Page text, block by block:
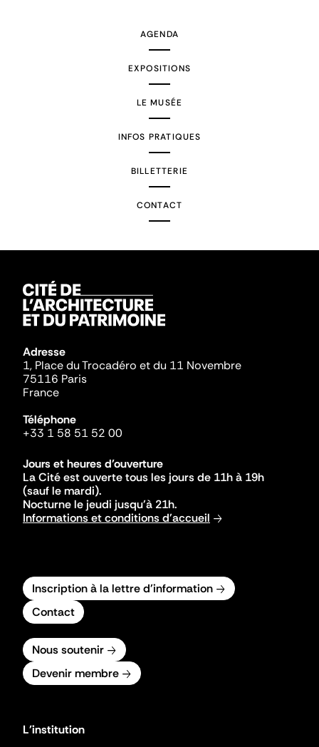
AGENDA
EXPOSITIONS
LE MUSÉE
INFOS PRATIQUES
BILLETTERIE
CONTACT
Adresse
1, Place du Trocadéro et du 11 Novembre
75116 Paris
France
Téléphone
+33 1 58 51 52 00
Jours et heures d'ouverture
La Cité est ouverte tous les jours de 11h à 19h
(sauf le mardi).
Nocturne le jeudi jusqu'à 21h.
Informations et conditions d'accueil
Inscription à la lettre d'information
Contact
Nous soutenir
Devenir membre
L'institution